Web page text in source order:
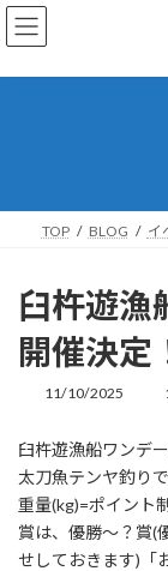
コ
ン
ン
ナ
ビ
ー
TOP BLOG イ
臼杵遊漁
開催決定
11/10/2025
:
臼杵遊漁船ワンデ
太刀魚テンヤ釣り
重量(kg)=ポイント
賞は、優勝～？賞(
せしておきます)「